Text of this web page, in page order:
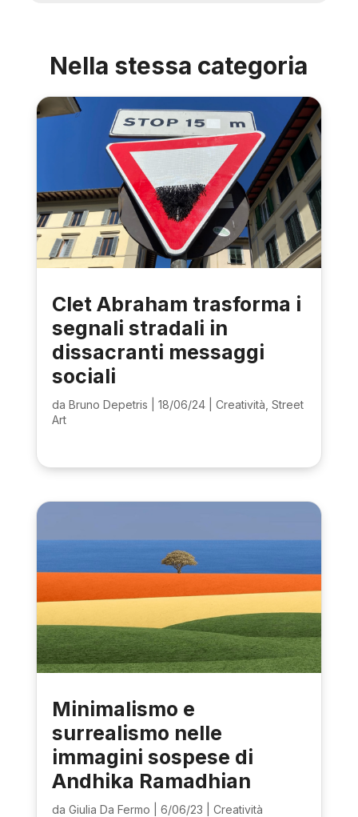
Nella stessa categoria
Clet Abraham trasforma i
segnali stradali in
dissacranti messaggi
sociali
da Bruno Depetris 18/06/24| Creatività Street
Art
Minimalismo e
surrealismo nelle
immagini sospese di
Andhika Ramadhian
da Giulia Da Fermo 6/06/23 Creatività